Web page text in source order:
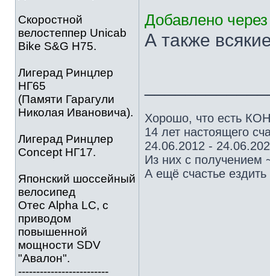
Скоростной
велостеппер Unicab
Bike S&G Н75.
Лигерад Ринцлер
НГ65
(Памяти Гарагули
Николая Ивановича).
Лигерад Ринцлер
Concept НГ17.
Японский шоссейный
велосипед
Отес Alpha LC, с
приводом
повышенной
мощности SDV
"Авалон".
-------------------------
Добавлено
А также
Хорошо, что есть
14 лет настоящего
24.06.2012 -
Из них с получением
А ещё счастье